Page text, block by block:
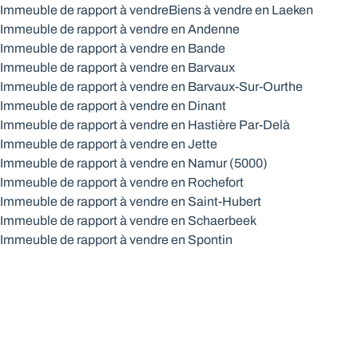
Max. budget
Chercher
Immeuble de rapport à vendreBiens à vendre en Laeken
Immeuble de rapport à vendre en Andenne
Immeuble de rapport à vendre en Bande
Immeuble de rapport à vendre en Barvaux
Immeuble de rapport à vendre en Barvaux-Sur-Ourthe
Immeuble de rapport à vendre en Dinant
Immeuble de rapport à vendre en Hastière Par-Delà
Immeuble de rapport à vendre en Jette
Immeuble de rapport à vendre en Namur (5000)
Immeuble de rapport à vendre en Rochefort
Immeuble de rapport à vendre en Saint-Hubert
Immeuble de rapport à vendre en Schaerbeek
Immeuble de rapport à vendre en Spontin